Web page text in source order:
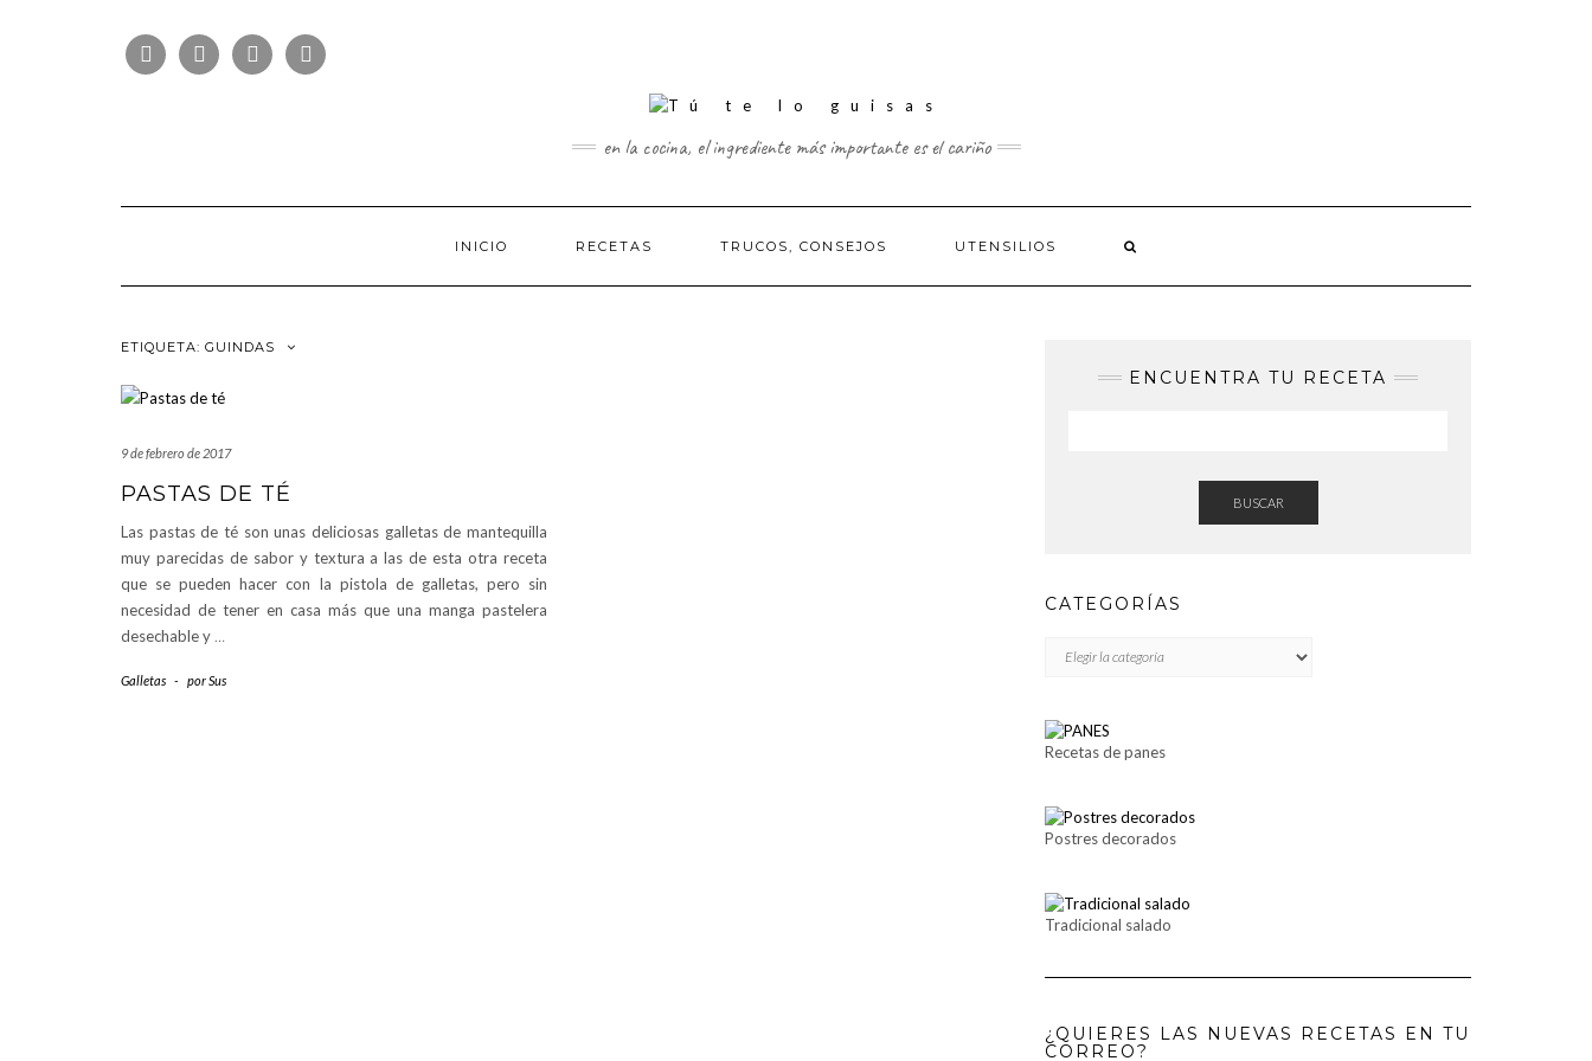
FOLLOW
US
FACEBOOKTWITTERPINTERESTINSTAGRAM
en la cocina, el ingrediente más importante es el cariño
INICIO RECETAS TRUCOS, CONSEJOS UTENSILIOS
ETIQUETA: GUINDAS
9 de febrero de 2017
PASTAS DE TÉ
Las pastas de té son unas deliciosas galletas de mantequilla
muy parecidas de sabor y textura a las de esta otra receta
que se pueden hacer con la pistola de galletas, pero sin
necesidad de tener en casa más que una manga pastelera
desechable y …
Galletas - porSus
ENCUENTRA TU RECETA
BUSCAR
CATEGORÍAS
Recetas de panes
Postres decorados
Tradicional salado
¿QUIERES LAS NUEVAS RECETAS EN TU
CORREO?